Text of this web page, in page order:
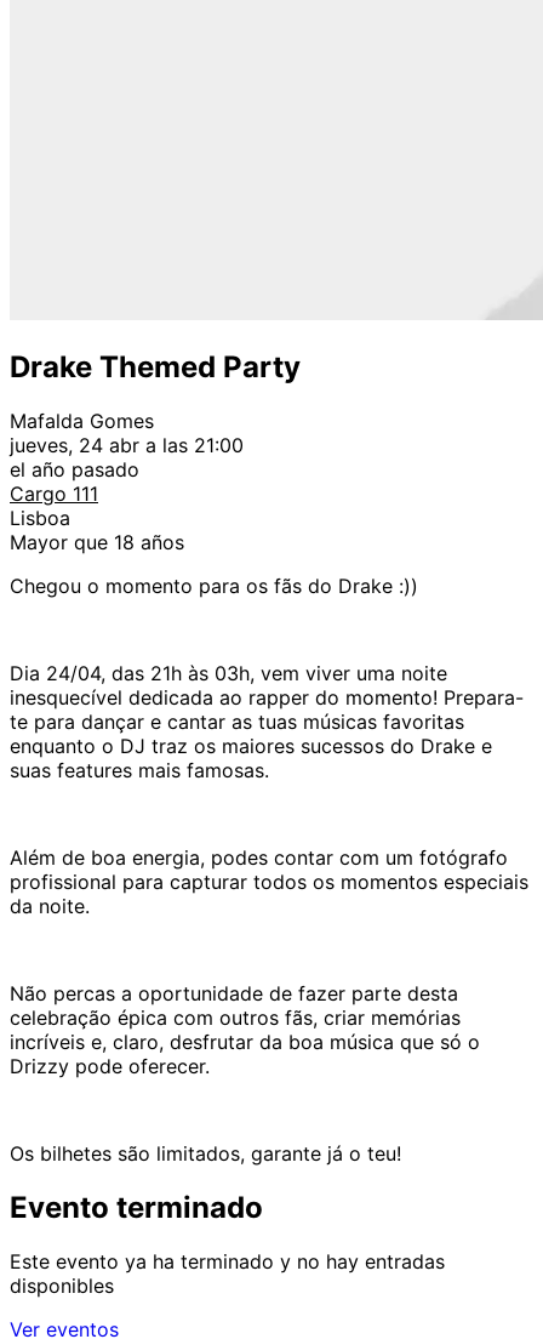
Drake Themed Party
Mafalda Gomes
jueves, 24 abr a las 21:00
el año pasado
Cargo 111
Lisboa
Mayor que 18 años
Chegou o momento para os fãs do Drake :))
Dia 24/04, das 21h às 03h, vem viver uma noite
inesquecível dedicada ao rapper do momento! Prepara-
te para dançar e cantar as tuas músicas favoritas
enquanto o DJ traz os maiores sucessos do Drake e
suas features mais famosas.
Além de boa energia, podes contar com um fotógrafo
profissional para capturar todos os momentos especiais
da noite.
Não percas a oportunidade de fazer parte desta
celebração épica com outros fãs, criar memórias
incríveis e, claro, desfrutar da boa música que só o
Drizzy pode oferecer.
Os bilhetes são limitados, garante já o teu!
Evento terminado
Este evento ya ha terminado y no hay entradas
disponibles
Ver eventos